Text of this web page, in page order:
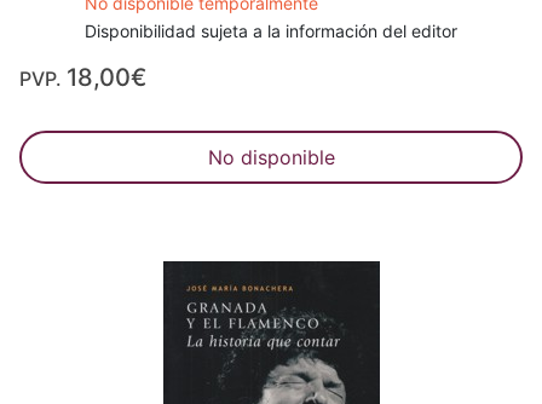
Disponibilidad sujeta a la información del editor
PVP. 18,00€
No disponible